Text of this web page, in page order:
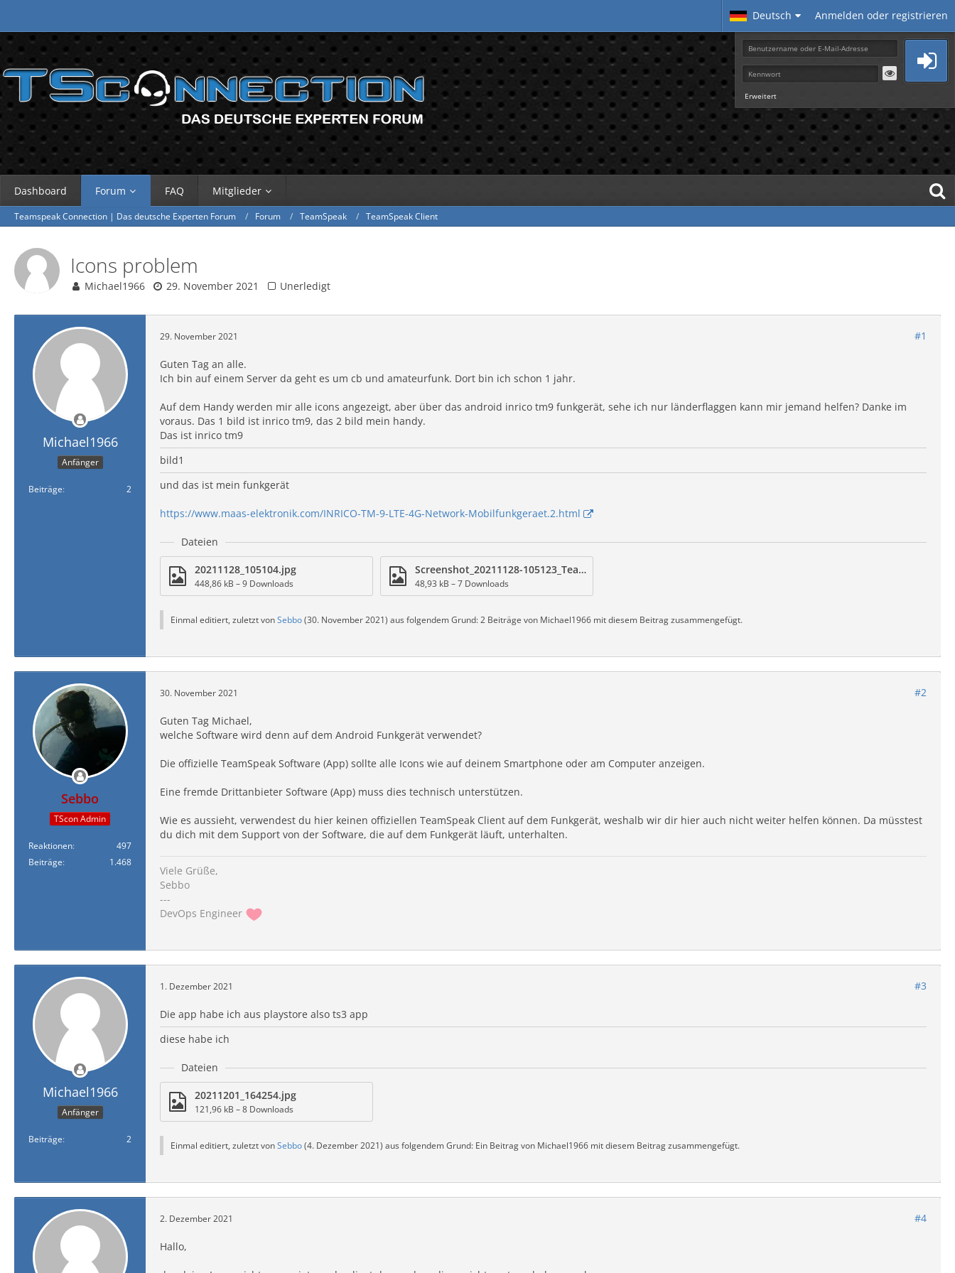
Deutsch Anmelden oder registrieren
Erweitert
Dashboard Forum FAQ Mitglieder
Teamspeak Connection | Das deutsche Experten Forum Forum TeamSpeak TeamSpeak Client
Icons problem
Michael1966 29. November 2021 Unerledigt
Michael1966
Anfänger
Beiträge 2
29. November 2021 #1
Guten Tag an alle.
Ich bin auf einem Server da geht es um cb und amateurfunk. Dort bin ich schon 1 jahr.
Auf dem Handy werden mir alle icons angezeigt, aber über das android inrico tm9 funkgerät, sehe ich nur länderflaggen kann mir jemand helfen? Danke im
voraus. Das 1 bild ist inrico tm9, das 2 bild mein handy.
Das ist inrico tm9
bild1
und das ist mein funkgerät
https://www.maas-elektronik.com/INRICO-TM-9-LTE-4G-Network-Mobilfunkgeraet.2.html
Dateien
20211128_105104.jpg
448,86 kB – 9 Downloads
Screenshot_20211128-105123_TeamSpeak.jpg
48,93 kB – 7 Downloads
Einmal editiert, zuletzt vonSebbo(30. November 2021) aus folgendem Grund: 2 Beiträge von Michael1966 mit diesem Beitrag zusammengefügt.
Sebbo
TScon Admin
Reaktionen
497
Beiträge
1.468
30. November 2021 #2
Guten Tag Michael,
welche Software wird denn auf dem Android Funkgerät verwendet?
Die offizielle TeamSpeak Software (App) sollte alle Icons wie auf deinem Smartphone oder am Computer anzeigen.
Eine fremde Drittanbieter Software (App) muss dies technisch unterstützen.
Wie es aussieht, verwendest du hier keinen offiziellen TeamSpeak Client auf dem Funkgerät, weshalb wir dir hier auch nicht weiter helfen können. Da müsstest
du dich mit dem Support von der Software, die auf dem Funkgerät läuft, unterhalten.
Viele Grüße,
Sebbo
---
DevOps Engineer
Michael1966
Anfänger
Beiträge 2
1. Dezember 2021 #3
Die app habe ich aus playstore also ts3 app
diese habe ich
Dateien
20211201_164254.jpg
121,96 kB – 8 Downloads
Einmal editiert, zuletzt vonSebbo(4. Dezember 2021) aus folgendem Grund: Ein Beitrag von Michael1966 mit diesem Beitrag zusammengefügt.
2. Dezember 2021 #4
Hallo,